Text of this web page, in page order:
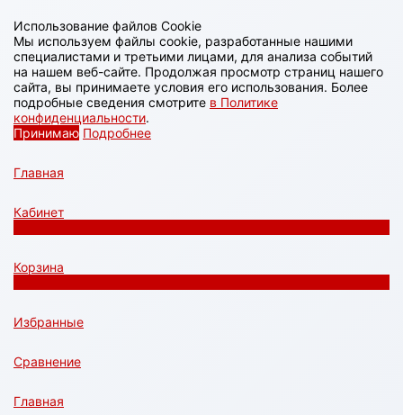
Использование файлов Cookie
Мы используем файлы cookie, разработанные нашими
специалистами и третьими лицами, для анализа событий
на нашем веб-сайте. Продолжая просмотр страниц нашего
сайта, вы принимаете условия его использования. Более
подробные сведения смотрите в Политике
конфиденциальности.
Принимаю Подробнее
Главная
Кабинет
Корзина
Избранные
Сравнение
Главная